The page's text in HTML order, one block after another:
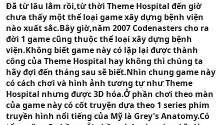
Đã từ lâu lắm rồi,từ thời Theme Hospital đến giờ
chưa thấy một thể loại game xây dựng bệnh viện
nào xuất sắc.Bây giờ,năm 2007 Codenasters cho ra
đời 1 game cũng thuộc thể loại xây dựng bệnh
viện.Không biết game này có lặp lại được thành
công của Theme Hospital hay không thì chúng ta
hãy đợi đến tháng sau sẽ biết.Nhìn chung game này
có cách chơi và hình ảnh tương tự như Theme
Hospital nhưng được 3D hóa.Ở phần chơi theo màn
của game này có cốt truyện dựa theo 1 series phim
truyền hình nổi tiếng của Mỹ là Grey's Anatomy.Có